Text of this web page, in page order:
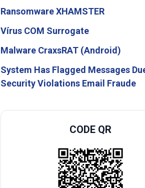
Ransomware XHAMSTER
Vírus COM Surrogate
Malware CraxsRAT (Android)
System Has Flagged Messages
Security Violations Email Fraude
CODE QR